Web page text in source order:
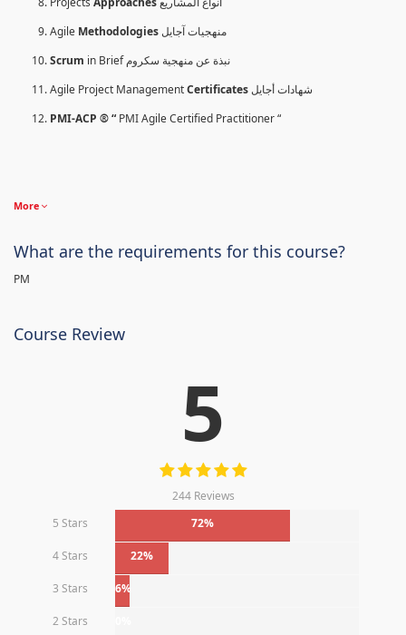
Agile Methodologiesمنهجيات آجايل
Scrum
in Brief نبذة عن منهجية سكروم
Agile Project ManagementCertificatesشهادات أجايل
PMI-ACP ® “ PMI Agile Certified Practitioner “
More
What are the requirements for this course?
PM
Course Review
5
244 Reviews
5 Stars
72%
4 Stars 22%
3 Stars 6%
2 Stars